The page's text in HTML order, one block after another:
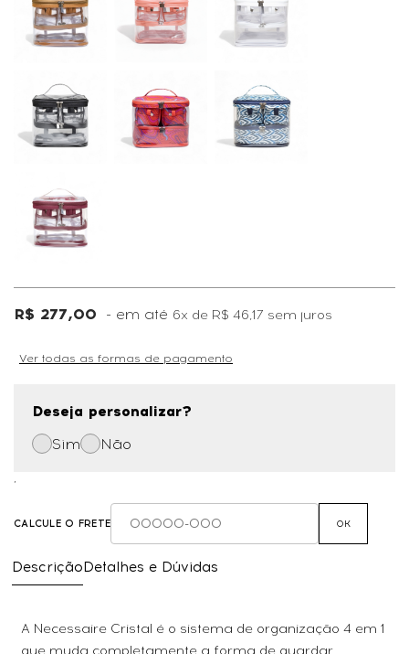
DescriçãoDetalhes e Dúvidas
A Necessaire Cristal é o sistema de organização 4 em 1
R$ 277,00 6x de R$ 46,17 sem juros
Ver todas as formas de pagamento
Deseja personalizar?
Sim
Não
,
CALCULE O FRETE OK